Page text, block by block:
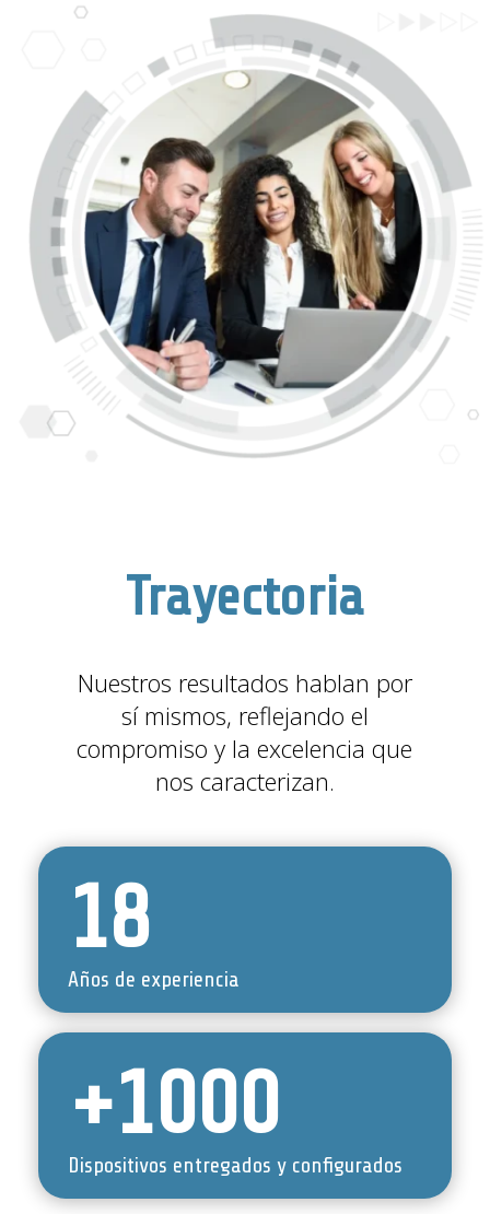
Trayectoria
Nuestros resultados hablan por
sí mismos, reflejando el
compromiso y la excelencia que
nos caracterizan.
18
Años de experiencia
+1000
Dispositivos entregados y configurados